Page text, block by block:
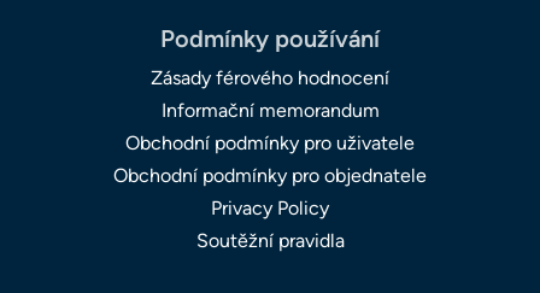
Podmínky používání
Zásady férového hodnocení
Informační memorandum
Obchodní podmínky pro uživatele
Obchodní podmínky pro objednatele
Privacy Policy
Soutěžní pravidla